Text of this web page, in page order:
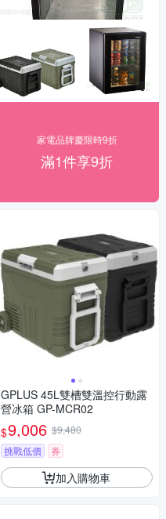
家電品牌慶限時9折
滿1件享9折
GPLUS 45L雙槽雙溫控行動露
營冰箱 GP-MCR02
$9,006 $9,480
挑戰低價
券
加入購物車